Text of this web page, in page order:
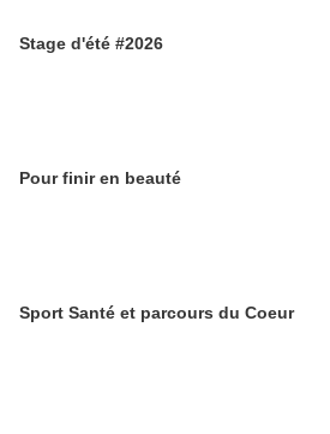
Stage d'été #2026
Pour finir en beauté
Sport Santé et parcours du Coeur